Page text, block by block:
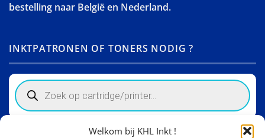
Welkom bij KHL Inkt !
bestelling naar België en Nederland.
INKTPATRONEN OF TONERS NODIG ?
Products
search